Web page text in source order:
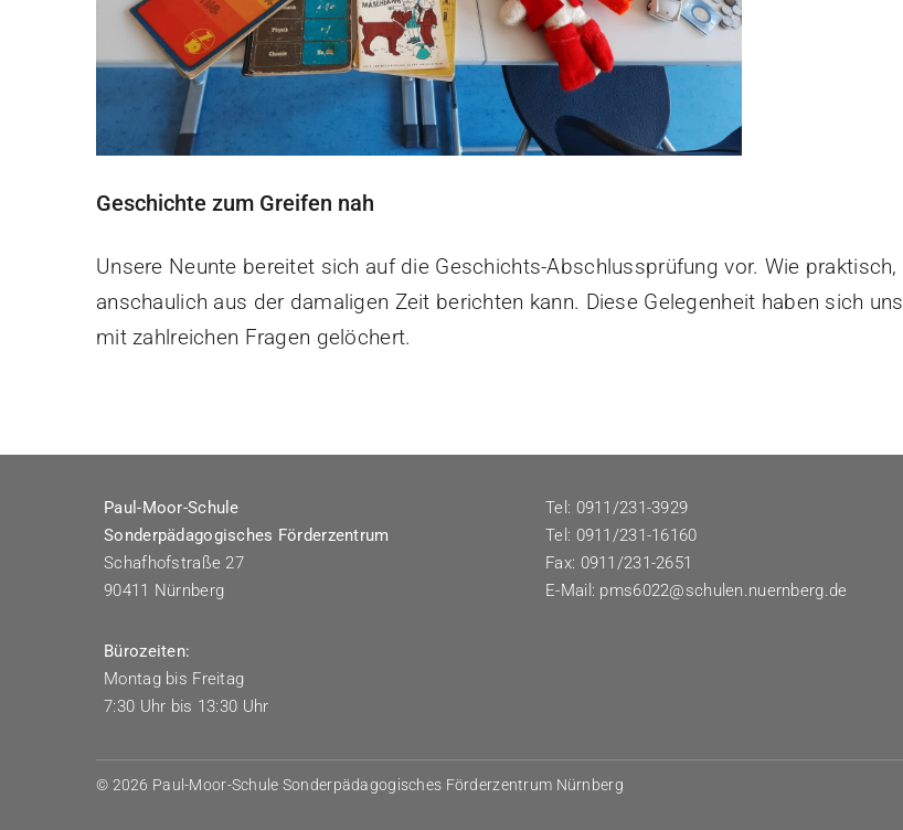
Geschichte zum Greifen nah
Unsere Neunte bereitet sich auf die Geschichts-Abschlussprüfung vor. Wie
anschaulich aus der damaligen Zeit berichten kann. Diese Gelegenheit haben sich
mit zahlreichen Fragen gelöchert.
Paul-Moor-Schule
Sonderpädagogisches Förderzentrum
Schafhofstraße 27
90411 Nürnberg
Bürozeiten:
Montag bis Freitag
7:30 Uhr bis 13:30 Uhr
Tel: 0911/231-3929
Tel: 0911/231-16160
Fax: 0911/231-2651
E-Mail: pms6022@schulen.nuernberg.de
© 2026 Paul-Moor-Schule Sonderpädagogisches Förderzentrum Nürnberg